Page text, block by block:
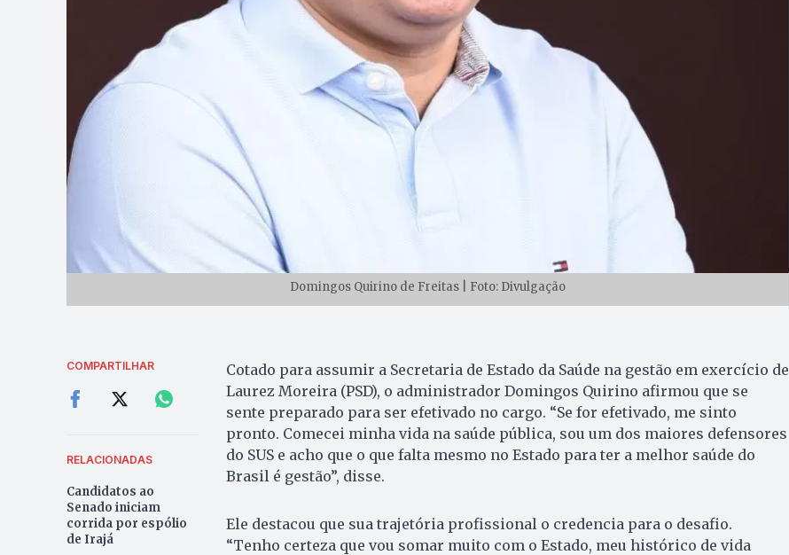
Domingos Quirino de Freitas | Foto: Divulgação
COMPARTILHAR
RELACIONADAS
Candidatos ao
Senado iniciam
corrida por espólio
de Irajá
Cotado para assumir a Secretaria de Estado da Saúde na gestão em exercício de
Laurez Moreira (PSD), o administrador Domingos Quirino afirmou que se
sente preparado para ser efetivado no cargo. “Se for efetivado, me sinto
pronto. Comecei minha vida na saúde pública, sou um dos maiores defensores
do SUS e acho que o que falta mesmo no Estado para ter a melhor saúde do
Brasil é gestão”, disse.
Ele destacou que sua trajetória profissional o credencia para o desafio.
“Tenho certeza que vou somar muito com o Estado, meu histórico de vida